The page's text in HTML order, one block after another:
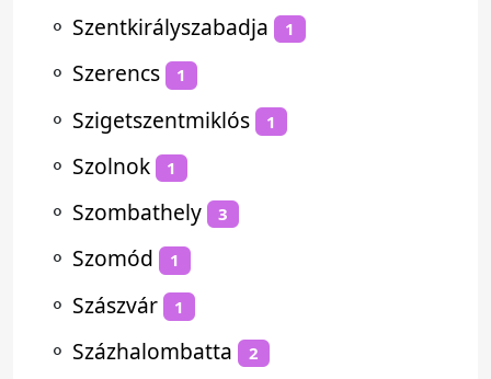
⚬ Szentkirályszabadja 1
⚬ Szerencs 1
⚬ Szigetszentmiklós 1
⚬ Szolnok 1
⚬ Szombathely 3
⚬ Szomód 1
⚬ Szászvár 1
⚬ Százhalombatta 2